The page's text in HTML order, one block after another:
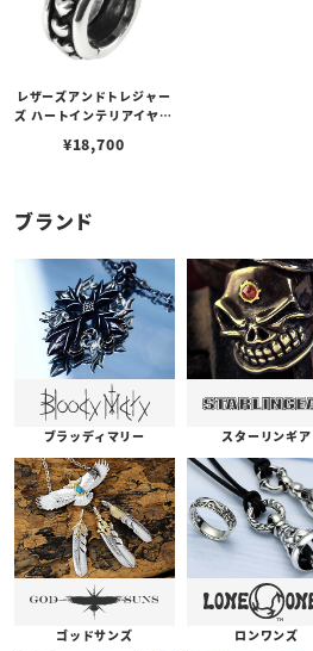
レザーズアンドトレジャー
ズ ハートインテリアイヤリ
¥18,700
ブランド
ブラッディマリー スターリンギア
ゴッドサンズ ロンワンズ